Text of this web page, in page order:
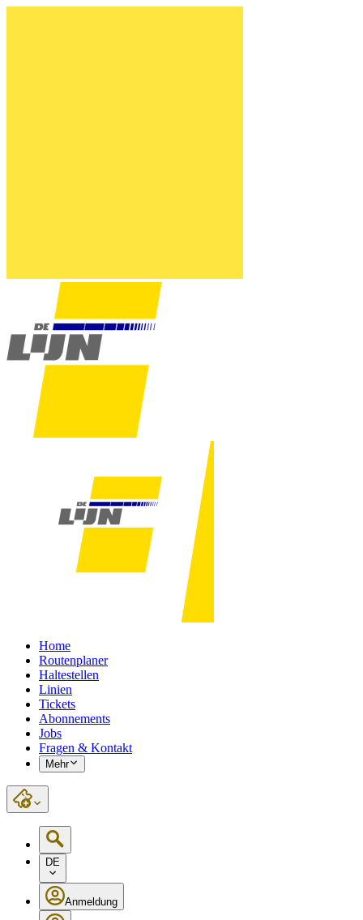
Home
Routenplaner
Haltestellen
Linien
Tickets
Abonnements
Jobs
Fragen & Kontakt
Mehr
DE
Anmeldung